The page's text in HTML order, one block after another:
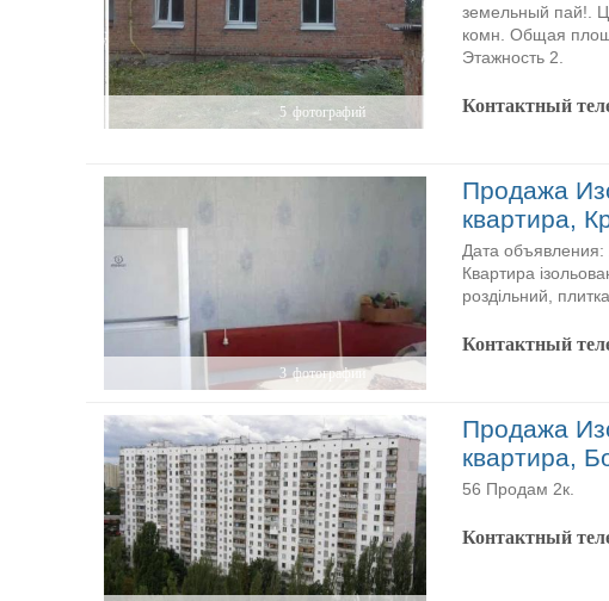
фотографий
5
земельный пай!.
комн. Общая
Этажность 2.
Контактный
фотографии
3
Продажа
квартира,
Дата объявления:
Квартира
роздільний, плитка.
Контактный
Продажа
квартира,
56 Продам 2к.
Контактный